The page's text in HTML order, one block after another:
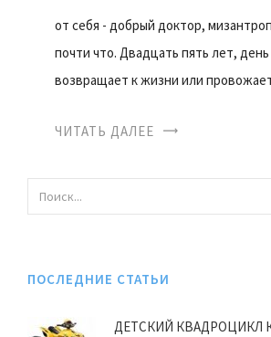
от себя - добрый доктор,
почти что. Двадцать пять лет,
возвращает к жизни или
ЧИТАТЬ ДАЛЕЕ
ПОСЛЕДНИЕ СТАТЬИ
ДЕТСКИЙ КВАДРОЦИКЛ